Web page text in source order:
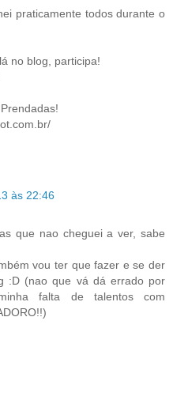
praticamente todos durante o
no blog, participa!
às 22:46
que nao cheguei a ver, sabe
vou ter que fazer e se der
:D (nao que vá dá errado por
falta de talentos com